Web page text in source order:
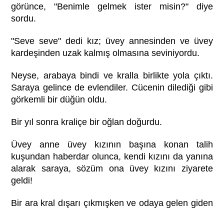
görünce, "Benimle gelmek ister misin?" diye
sordu.
"Seve seve" dedi kız; üvey annesinden ve üvey
kardeşinden uzak kalmış olmasına seviniyordu.
Neyse, arabaya bindi ve kralla birlikte yola çıktı.
Saraya gelince de evlendiler. Cücenin dilediği gibi
görkemli bir düğün oldu.
Bir yıl sonra kraliçe bir oğlan doğurdu.
Üvey anne üvey kızının başına konan talih
kuşundan haberdar olunca, kendi kızını da yanına
alarak saraya, sözüm ona üvey kızını ziyarete
geldi!
Bir ara kral dışarı çıkmışken ve odaya gelen giden